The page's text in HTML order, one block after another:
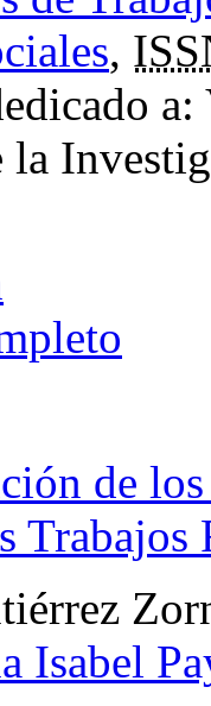
,
de
Trabajos
Isabel